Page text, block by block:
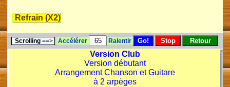
Refrain (X2)
Scrolling==> Accélérer Ralentir
Version Club
Version débutant
Arrangement Chanson et Guitare
à 2 arpèges